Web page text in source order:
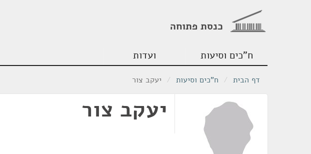
כנסת פתוחה
ח"כים וסיעות ועדות
דף הבית / ח"כים וסיעות / יעקב צור
יעקב צור